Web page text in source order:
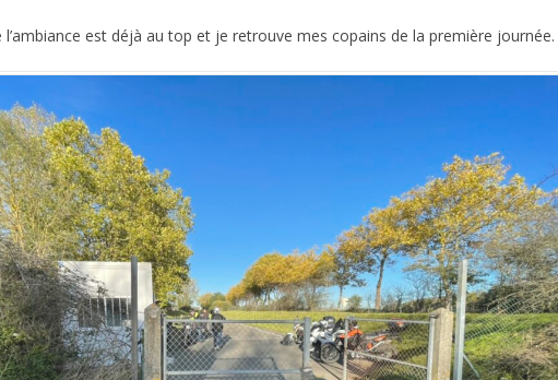
est déjà au top et je retrouve mes copains de la première journée.